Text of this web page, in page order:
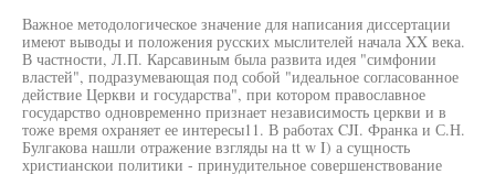
Важное методологическое значение для написания диссертации
имеют выводы и положения русских мыслителей начала XX века.
В частности, Л.П. Карсавиным была развита идея "симфонии
властей", подразумевающая под собой "идеальное согласованное
действие Церкви и государства", при котором православное
государство одновременно признает независимость церкви и в
тоже время охраняет ее интересы11. В работах CJI. Франка и С.Н.
Булгакова нашли отражение взгляды на tt w I) а сущность
христианскои политики - принудительное совершенствование